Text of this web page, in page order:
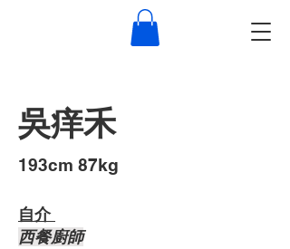
吳痒禾
193cm 87kg
自介 ​
西餐廚師